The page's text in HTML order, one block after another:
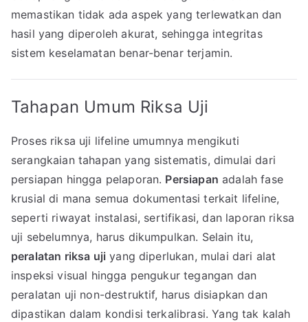
memastikan tidak ada aspek yang terlewatkan dan
hasil yang diperoleh akurat, sehingga integritas
sistem keselamatan benar-benar terjamin.
Tahapan Umum Riksa Uji
Proses riksa uji lifeline umumnya mengikuti
serangkaian tahapan yang sistematis, dimulai dari
persiapan hingga pelaporan. Persiapan adalah fase
krusial di mana semua dokumentasi terkait lifeline,
seperti riwayat instalasi, sertifikasi, dan laporan riksa
uji sebelumnya, harus dikumpulkan. Selain itu,
peralatan riksa uji yang diperlukan, mulai dari alat
inspeksi visual hingga pengukur tegangan dan
peralatan uji non-destruktif, harus disiapkan dan
dipastikan dalam kondisi terkalibrasi. Yang tak kalah